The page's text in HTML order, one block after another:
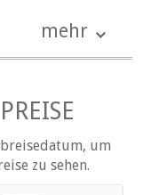
GELÄNDE
mehr
um
zu sehen.